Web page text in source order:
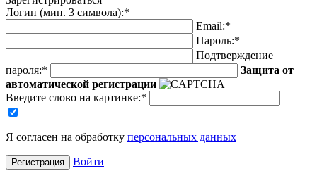
Логин (мин. 3 символа):*
Email:*
Пароль:*
Подтверждение
пароля:*
Защита от
автоматической регистрации
Введите слово на картинке:*
Я согласен на обработку персональных данных
Войти